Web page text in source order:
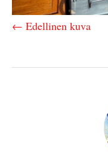
← Edellinen kuva